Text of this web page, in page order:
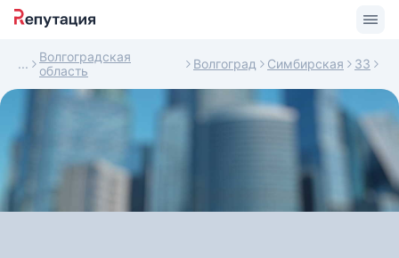
Волгоградская
область
Волгоград Симбирская 33